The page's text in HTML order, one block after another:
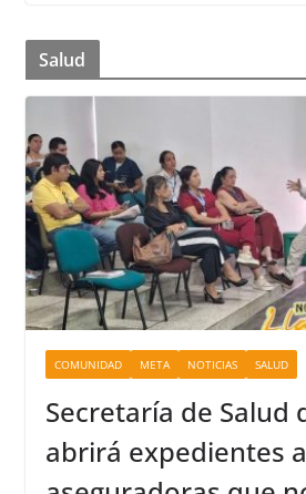
Salud
COMUNIDAD META NOTICIAS SALUD
Secretaría de Salud
abrirá expedientes a